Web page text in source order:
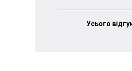
Усього